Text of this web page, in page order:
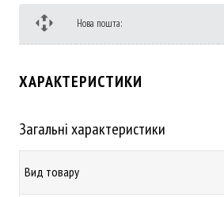
Нова пошта:
ХАРАКТЕРИСТИКИ
Загальні характеристики
Вид товару